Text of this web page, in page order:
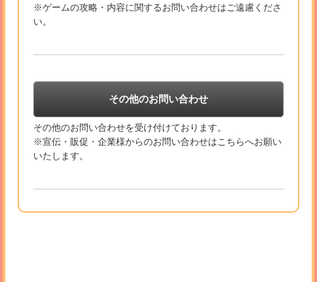
※ゲームの攻略・内容に関するお問い合わせはご遠慮くださ
い。
その他のお問い合わせ
その他のお問い合わせを受け付けております。
※宣伝・販促・企業様からのお問い合わせはこちらへお願い
いたします。